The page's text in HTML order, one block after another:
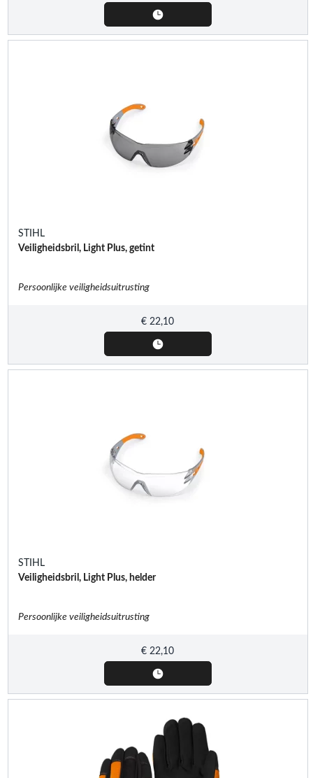
STIHL
Veiligheidsbril, Light Plus, getint
Persoonlijke veiligheidsuitrusting
€ 22,10
STIHL
Veiligheidsbril, Light Plus, helder
Persoonlijke veiligheidsuitrusting
€ 22,10